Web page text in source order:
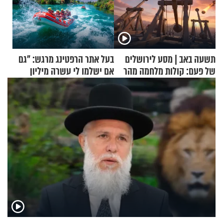
תשעה באב | מסע לירושלים
של פעם: קולות מלחמה מהר
הזיתים
בעל אתר הרפטינג מרגש: "גם
אם ישלמו לי עשרה מיליון
שקלים - לא אפתח בשבת"